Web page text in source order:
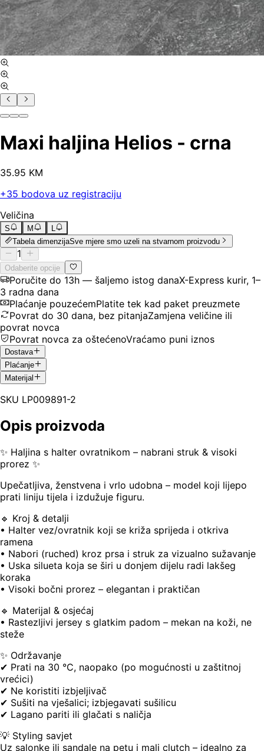
Maxi haljina Helios - crna
35.95 KM
+35 bodova uz registraciju
Veličina
S M
L
Tabela dimenzijaSve mjere smo uzeli na stvarnom proizvodu
1
Odaberite opcije
Poručite do 13h — šaljemo istog danaX-Express kurir, 1–
3 radna dana
Plaćanje pouzećemPlatite tek kad paket preuzmete
Povrat do 30 dana, bez pitanjaZamjena veličine ili
povrat novca
Povrat novca za oštećenoVraćamo puni iznos
Dostava
Plaćanje
Materijal
SKU LP009891-2
Opis proizvoda
✨ Haljina s halter ovratnikom – nabrani struk & visoki
prorez ✨
Upečatljiva, ženstvena i vrlo udobna – model koji lijepo
prati liniju tijela i izdužuje figuru.
🔹 Kroj & detalji
• Halter vez/ovratnik koji se križa sprijeda i otkriva
ramena
• Nabori (ruched) kroz prsa i struk za vizualno sužavanje
• Uska silueta koja se širi u donjem dijelu radi lakšeg
koraka
• Visoki bočni prorez – elegantan i praktičan
🔹 Materijal & osjećaj
• Rastezljivi jersey s glatkim padom – mekan na koži, ne
steže
✨ Održavanje
✔ Prati na 30 °C, naopako (po mogućnosti u zaštitnoj
vrećici)
✔ Ne koristiti izbjeljivač
✔ Sušiti na vješalici; izbjegavati sušilicu
✔ Lagano pariti ili glačati s naličja
💡 Styling savjet
Uz salonke ili sandale na petu i mali clutch – idealno za